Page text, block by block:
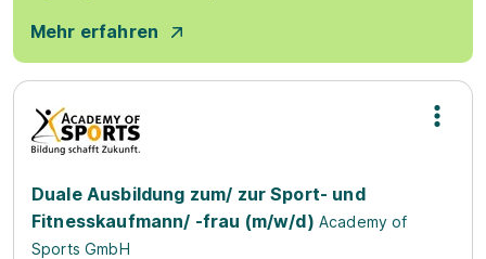
Mehr erfahren
Duale Ausbildung zum/ zur Sport- und
Fitnesskaufmann/ -frau (m/w/d) Academy of
Sports GmbH